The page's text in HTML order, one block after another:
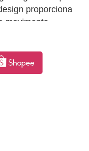
proporciona
movimento.
é leve e